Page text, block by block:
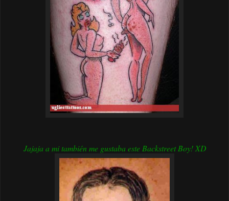
Jajaja a mi también me gustaba este Backstreet Boy! XD